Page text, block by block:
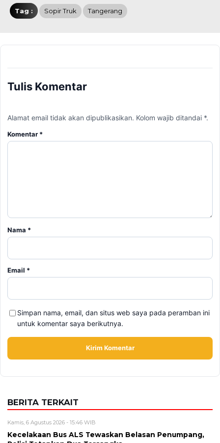
Tag : Sopir Truk Tangerang
Tulis Komentar